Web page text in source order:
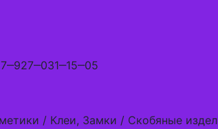
/ Клеи, Замки / Скобяные